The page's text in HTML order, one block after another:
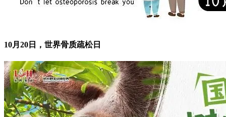
10月20日，世界骨质疏松日